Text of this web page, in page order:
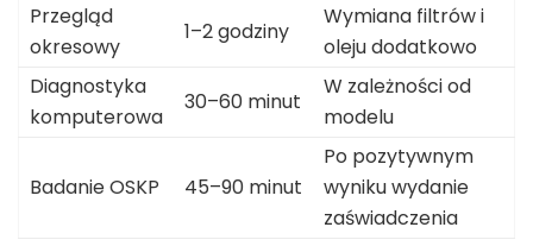
Przegląd
okresowy
1–2 godziny
Wymiana filtrów i
oleju dodatkowo
Diagnostyka
komputerowa
30–60 minut
W zależności od
modelu
Badanie OSKP 45–90 minut
Po pozytywnym
wyniku wydanie
zaświadczenia